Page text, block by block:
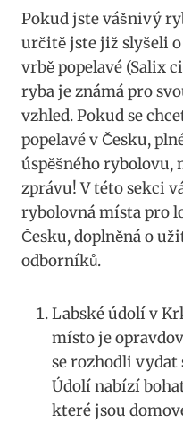
Pokud jste vášnivý
určitě jste již slyšeli
vrbě popelavé (Salix
ryba je známá pro
vzhled. Pokud se
popelavé v ⁤Česku,
úspěšného‍ rybolovu,​
zprávu! V ​této‍ sekci
rybolovná místa pro
Česku, ⁤doplněná⁣ o
odborníků.
Labské‌ údolí‌ v
místo je
se rozhodli vydat
Údolí nabízí
které jsou